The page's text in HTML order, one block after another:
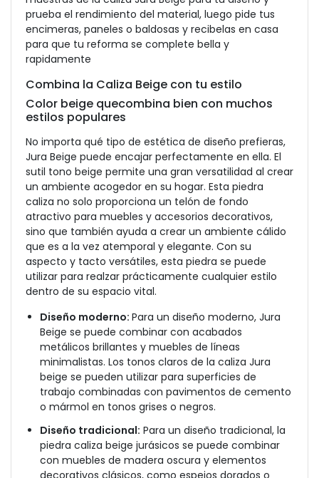
prueba el rendimiento del material, luego pide tus
encimeras, paneles o baldosas y recibelas en casa
para que tu reforma se complete bella y
rapidamente
Combina la Caliza Beige con tu estilo
Color beige quecombina bien con muchos
estilos populares
No importa qué tipo de estética de diseño prefieras,
Jura Beige puede encajar perfectamente en ella. El
sutil tono beige permite una gran versatilidad al crear
un ambiente acogedor en su hogar. Esta piedra
caliza no solo proporciona un telón de fondo
atractivo para muebles y accesorios decorativos,
sino que también ayuda a crear un ambiente cálido
que es a la vez atemporal y elegante. Con su
aspecto y tacto versátiles, esta piedra se puede
utilizar para realzar prácticamente cualquier estilo
dentro de su espacio vital.
Diseño moderno: Para un diseño moderno, Jura
Beige se puede combinar con acabados
metálicos brillantes y muebles de líneas
minimalistas. Los tonos claros de la caliza Jura
beige se pueden utilizar para superficies de
trabajo combinadas con pavimentos de cemento
o mármol en tonos grises o negros.
Diseño tradicional: Para un diseño tradicional, la
piedra caliza beige jurásicos se puede combinar
con muebles de madera oscura y elementos
decorativos clásicos, como espejos dorados o